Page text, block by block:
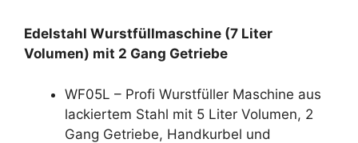
Edelstahl Wurstfüllmaschine (7 Liter
Volumen) mit 2 Gang Getriebe
WF05L – Profi Wurstfüller Maschine aus
lackiertem Stahl mit 5 Liter Volumen, 2
Gang Getriebe, Handkurbel und